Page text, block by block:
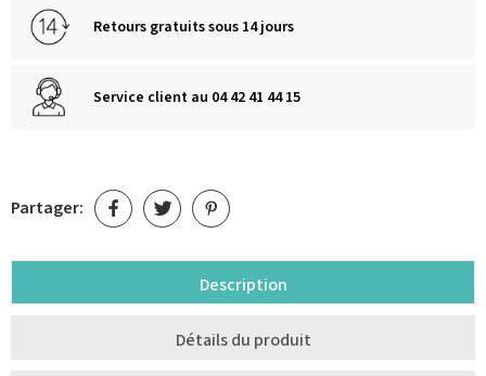
Retours gratuits sous 14 jours
Service client au 04 42 41 44 15
Partager:
Description
Détails du produit